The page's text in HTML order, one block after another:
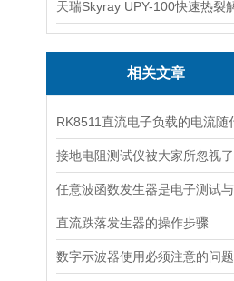
相关文章
直流跌落发生器的操作步骤
数字示波器使用必须注意的问题